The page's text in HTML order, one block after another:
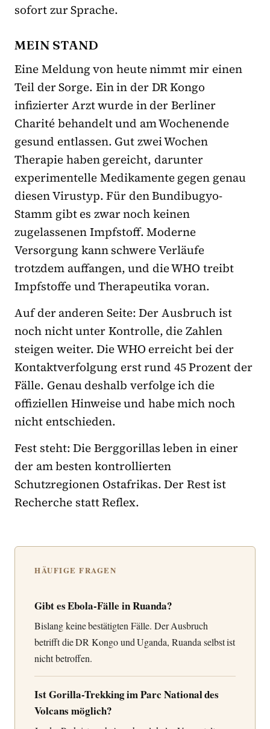
sofort zur Sprache.
MEIN STAND
Eine Meldung von heute nimmt mir einen
Teil der Sorge. Ein in der DR Kongo
infizierter Arzt wurde in der Berliner
Charité behandelt und am Wochenende
gesund entlassen. Gut zwei Wochen
Therapie haben gereicht, darunter
experimentelle Medikamente gegen genau
diesen Virustyp. Für den Bundibugyo-
Stamm gibt es zwar noch keinen
zugelassenen Impfstoff. Moderne
Versorgung kann schwere Verläufe
trotzdem auffangen, und die WHO treibt
Impfstoffe und Therapeutika voran.
Auf der anderen Seite: Der Ausbruch ist
noch nicht unter Kontrolle, die Zahlen
steigen weiter. Die WHO erreicht bei der
Kontaktverfolgung erst rund 45 Prozent der
Fälle. Genau deshalb verfolge ich die
offiziellen Hinweise und habe mich noch
nicht entschieden.
Fest steht: Die Berggorillas leben in einer
der am besten kontrollierten
Schutzregionen Ostafrikas. Der Rest ist
Recherche statt Reflex.
HÄUFIGE FRAGEN
Gibt es Ebola-Fälle in Ruanda?
Bislang keine bestätigten Fälle. Der Ausbruch
betrifft die DR Kongo und Uganda, Ruanda selbst ist
nicht betroffen.
Ist Gorilla-Trekking im Parc National des
Volcans möglich?